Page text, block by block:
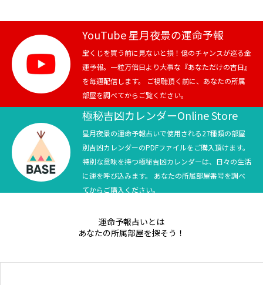
テニス
スポーツ
競馬
テニス四大大会・五輪
テニス四大大会・五輪
YouTube 星月夜景の運命予報
宝くじを買う前に見ないと損！億のチャンスが巡る金
運予報。一粒万倍日より大事な『あなただけの吉日』
を毎週配信します。 ご視聴頂く前に、あなたの所属
部屋を調べてからご覧ください。
極秘吉凶カレンダーOnline Store
星月夜景の運命予報占いで使用される27種類の部屋
別吉凶カレンダーのPDFファイルをご購入頂けます。
特別な意味を持つ極秘吉凶カレンダーは、日々の生活
に運を呼び込みます。 あなたの所属部屋番号を調べ
てからご購入ください。
運命予報占いとは
あなたの所属部屋を探そう！